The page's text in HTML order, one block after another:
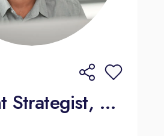
Account Strategist, Mid-Market Sales (French and Dutch)